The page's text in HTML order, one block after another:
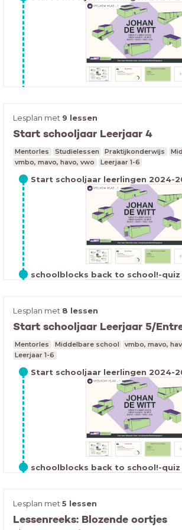
NPO-fonds, Stichting Amsterdam 750, het
Fonds21.
overkoepelende documenten
De kracht van groepsdynamicaDit
een ideeën- en receptenboek met
werkvormen, gericht op de
klas. De basis van het product zijn de
fasen-theorieën van Tuckman (1956):
storming, performing en adjourning.
Lesplan met 9 lessen
Start schooljaar Leerjaar 4
Mentorles Studielessen Praktijkonderwijs
vmbo, mavo, havo, vwo
Leerjaar 1-6
Start schooljaar leerlingen 2024-
schoolblocks back to school!-quiz
overkoepelende documenten
De kracht van groepsdynamicaDit
een ideeën- en receptenboek met
werkvormen, gericht op de
klas. De basis van het product zijn de
fasen-theorieën van Tuckman (1956):
storming, performing en adjourning.
Lesplan met 8 lessen
Start schooljaar Leerjaar 5/
Mentorles Middelbare school
vmbo, mavo,
Leerjaar 1-6
Start schooljaar leerlingen 2024-
schoolblocks back to school!-quiz
Lesplan met 5 lessen
Lessenreeks: Blozende oortjes